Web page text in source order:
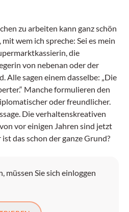
zu arbeiten kann ganz schön
wem ich spreche: Sei es mein
die
von nebenan oder der
Alle sagen einem dasselbe: „Die
Manche formulieren den
oder freundlicher.
Die verhaltenskreativen
vor einigen Jahren sind jetzt
das schon der ganze Grund?
müssen Sie sich einloggen